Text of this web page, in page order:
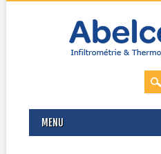
MAIN MENU
MENU